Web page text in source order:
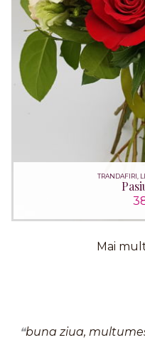
TRANDAFIRI,
Mai
buna ziua,